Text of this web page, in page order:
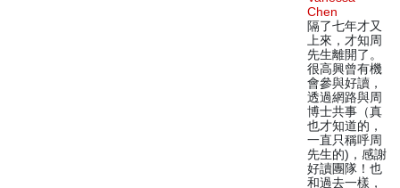
Chen
隔了七年才又
上來，才知周
先生離開了。
很高興曾有機
會參與好讀，
透過網路與周
博士共事（真
也才知道的，
一直只稱呼周
先生的)，感謝
好讀團隊！也
和過去一樣，